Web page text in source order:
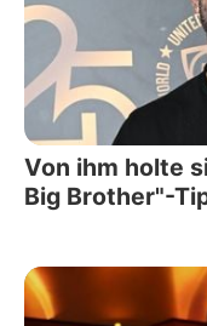
Von ihm holte
Big Brother"-